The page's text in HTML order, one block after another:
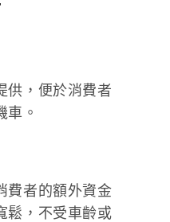
供，便於消費者
車。
費者的額外資金
鬆，不受車齡或